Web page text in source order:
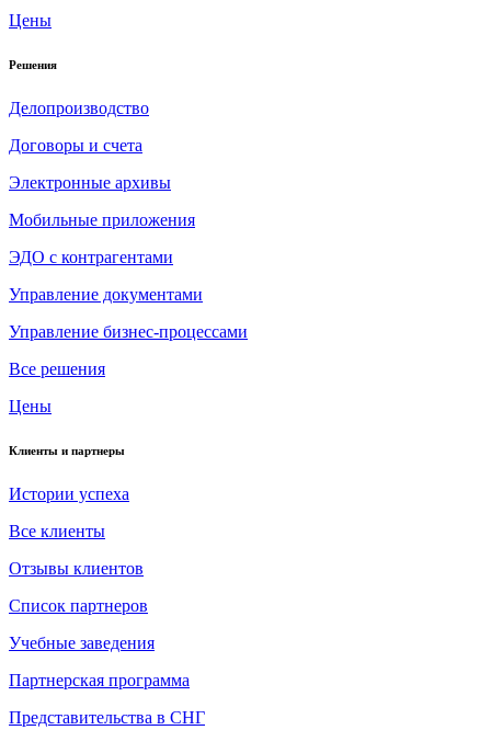
Цены
Решения
Делопроизводство
Договоры и счета
Электронные архивы
Мобильные приложения
ЭДО с контрагентами
Управление документами
Управление бизнес-процессами
Все решения
Цены
Клиенты и партнеры
Истории успеха
Все клиенты
Отзывы клиентов
Список партнеров
Учебные заведения
Партнерская программа
Представительства в СНГ